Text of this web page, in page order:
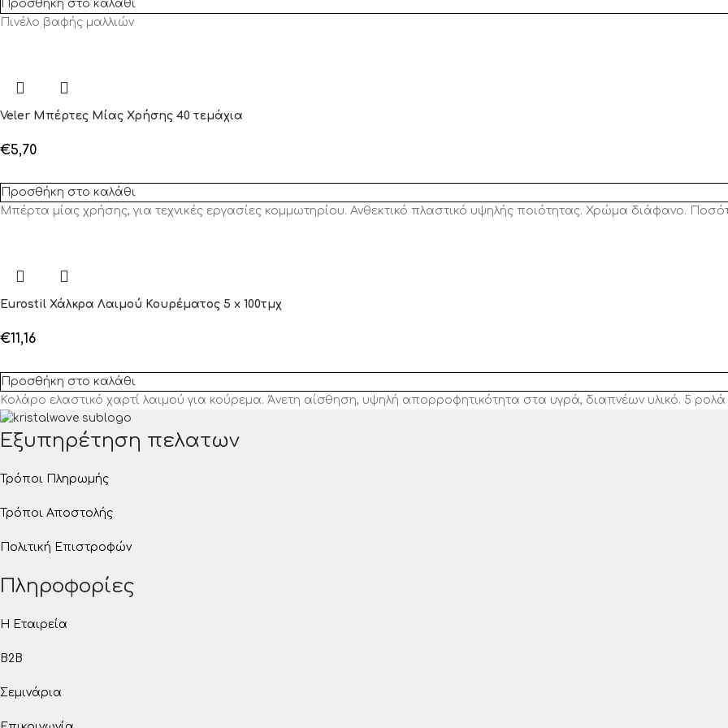
Προσθήκη στο καλάθι
Πινέλο βαφής μαλλιών
Veler Μπέρτες Μίας Χρήσης 40 τεμάχια
€5,70
Προσθήκη στο καλάθι
Μπέρτα μίας χρήσης, για τεχνικές εργασίες κομμωτηρίου. Ανθεκτικό πλαστικό υψηλής ποιότητας. Χρώμα διάφανο.
Eurostil Χάλκρα Λαιμού Κουρέματος 5 x 100τμχ
€11,16
Προσθήκη στο καλάθι
Κολάρο ελαστικό χαρτί λαιμού για κούρεμα. Άνετη αίσθηση, υψηλή απορροφητικότητα στα υγρά, διαπνέων υλικό. 5
Εξυπηρέτηση πελατων
Τρόποι Πληρωμής
Τρόποι Αποστολής
Πολιτική Επιστροφών
Πληροφορίες
Η Εταιρεία
B2B
Σεμινάρια